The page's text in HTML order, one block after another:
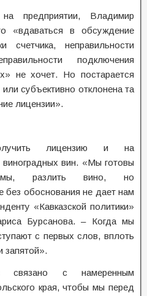
предприятии, Владимир
«вдаваться в обсуждение
счетчика, неправильности
подключения
не хочет. Но постарается
субъективно отклонена та
лицензии».
лицензию и на
вин. «Мы готовы
разлить вино, но
без обоснования не дает нам
«Кавказской политики»
Бурсанова. – Когда мы
с первых слов, вплоть
запятой».
с намеренным
края, чтобы мы перед